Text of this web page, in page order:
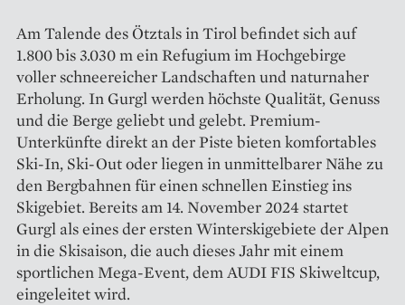
Am Talende des Ötztals in Tirol befindet sich auf
1.800 bis 3.030 m ein Refugium im Hochgebirge
voller schneereicher Landschaften und naturnaher
Erholung. In Gurgl werden höchste Qualität, Genuss
und die Berge geliebt und gelebt. Premium-
Unterkünfte direkt an der Piste bieten komfortables
Ski-In, Ski-Out oder liegen in unmittelbarer Nähe zu
den Bergbahnen für einen schnellen Einstieg ins
Skigebiet. Bereits am 14. November 2024 startet
Gurgl als eines der ersten Winterskigebiete der Alpen
in die Skisaison, die auch dieses Jahr mit einem
sportlichen Mega-Event, dem AUDI FIS Skiweltcup,
eingeleitet wird.